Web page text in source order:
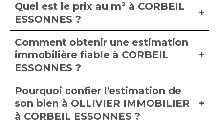
Quel est le prix au m² à CORBEIL
ESSONNES ?
Comment obtenir une estimation
immobilière fiable à CORBEIL
ESSONNES ?
Pourquoi confier l'estimation de
son bien à OLLIVIER IMMOBILIER
à CORBEIL ESSONNES ?